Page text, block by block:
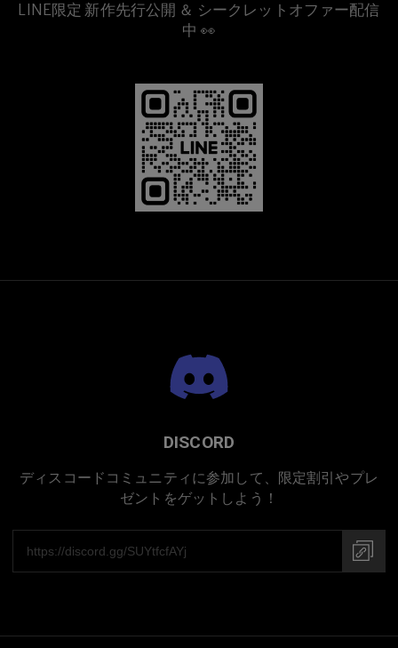
プレミアムチタニウム
LINE限定 新作先行公開 ＆ シークレットオファー配信
中 👀
DISCORD
ディスコードコミュニティに参加して、限定割引やプレ
ゼントをゲットしよう！